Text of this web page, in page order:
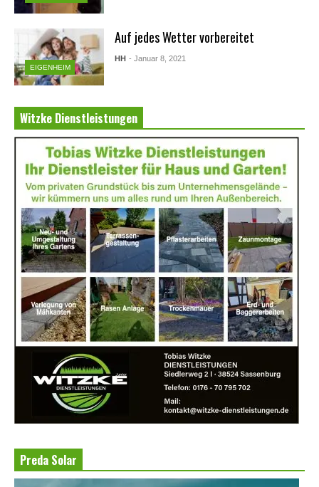
EIGENHEIM
Auf jedes Wetter vorbereitet
HH - Januar 8, 2021
Witzke Dienstleistungen
Preda Solar